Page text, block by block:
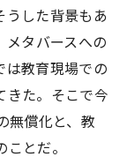
うした背景もあ
メタバースへの
は教育現場での
きた。そこで今
無償化と、教
とだ。